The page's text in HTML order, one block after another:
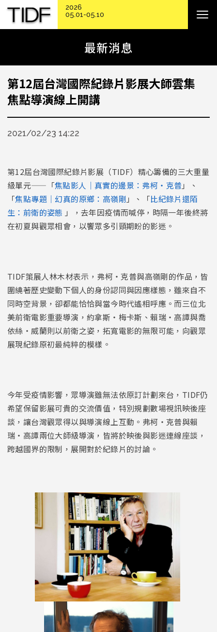
最新消息
第12屆台灣國際紀錄片影展大師雲集
焦點導演線上開講
2021/02/23 14:22
第12屆台灣國際紀錄片影展（TIDF）精心籌備的三大重量
級單元——「焦點影人｜真實的邊景：弗柯・克普」、
「焦點專題｜幻真的原鄉：高嶺剛 」、「比紀錄片還陌
生：前衛的姿態 」，去年因疫情而喊停，時隔一年後終將
在初夏與觀眾相會，以饗眾多引頸期盼的影迷。
TIDF策展人林木材表示，弗柯・克普與高嶺剛的作品，皆
圍繞著歷史變動下個人的身份認同與因應樣態，雖來自不
同時空背景，卻都能恰恰與當今時代遙相呼應。而三位北
美前衛電影重要導演，約拿斯・梅卡斯、賴瑞・高譚與喬
依絲・威蘭則以前衛之姿，拓寬電影的無限可能，向觀眾
展現紀錄原初最純粹的模樣。
今年受疫情影響，眾導演雖無法依原訂計劃來台，TIDF仍
希望保留影展可貴的交流價值，特別規劃數場視訊映後座
談，讓台灣觀眾得以與導演線上互動。弗柯・克普與賴
瑞・高譚兩位大師級導演，皆將於映後與影迷連線座談，
跨越國界的限制，展開對於紀錄片的討論。
2026
05.01-05.10